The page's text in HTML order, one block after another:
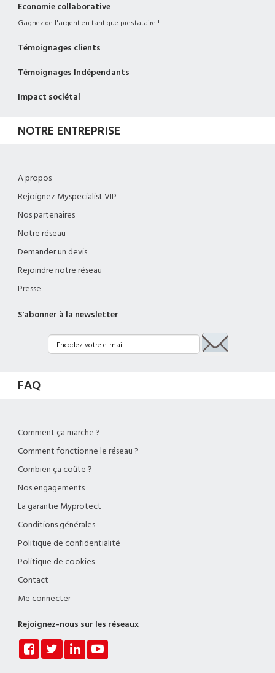
Economie collaborative
Gagnez de l'argent en tant que prestataire !
Témoignages clients
Témoignages Indépendants
Impact sociétal
NOTRE ENTREPRISE
A propos
Rejoignez Myspecialist VIP
Nos partenaires
Notre réseau
Demander un devis
Rejoindre notre réseau
Presse
S'abonner à la newsletter
FAQ
Comment ça marche ?
Comment fonctionne le réseau ?
Combien ça coûte ?
Nos engagements
La garantie Myprotect
Conditions générales
Politique de confidentialité
Politique de cookies
Contact
Me connecter
Rejoignez-nous sur les réseaux